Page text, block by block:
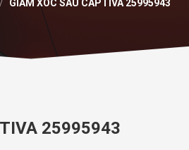
GIẢM XÓC SAU CAPTIVA 25995943
25995943